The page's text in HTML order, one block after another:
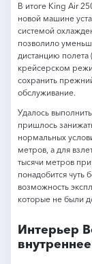
В итоге King Air
новой машине
системой
позволило
дистанцию полета
крейсерском
сохранить
обслуживание.
Удалось
пришлось
нормальных
метров, а для
тысячи метров
понадобится
возможность
которые не были
Интерьер